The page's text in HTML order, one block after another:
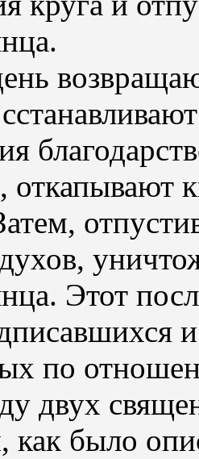
откапывают
Этот
по
двух
как было